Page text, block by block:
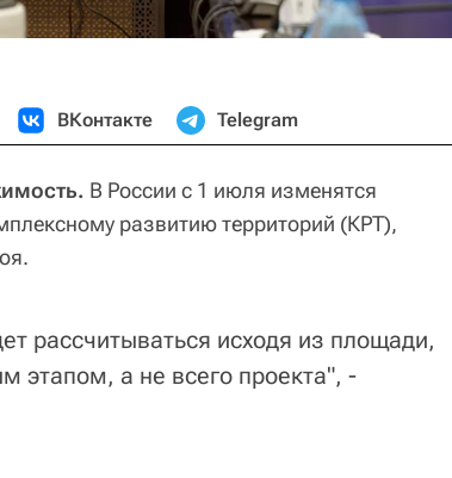
ВКонтакте Telegram
В России с 1 июля изменятся
развитию территорий (КРТ),
рассчитываться исходя из площади,
этапом, а не всего проекта", -